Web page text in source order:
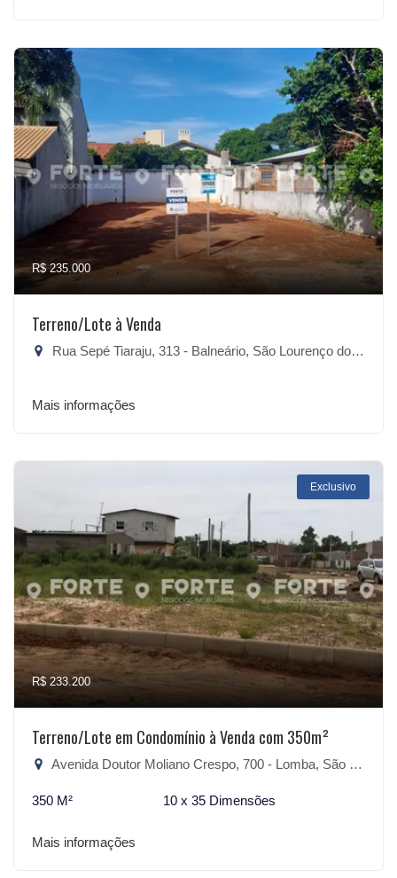
R$ 235.000
Terreno/Lote à Venda
Rua Sepé Tiaraju, 313 - Balneário, São Lourenço do Sul-RS
Mais informações
Exclusivo
R$ 233.200
Terreno/Lote em Condomínio à Venda com 350m²
Avenida Doutor Moliano Crespo, 700 - Lomba, São Lourenço do Sul-RS
350 M² 10 x 35 Dimensões
Mais informações